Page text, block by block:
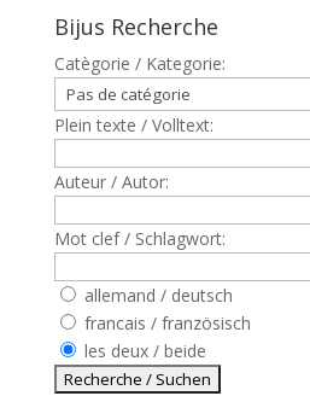
Bijus Recherche
Catègorie / Kategorie:
Plein texte / Volltext:
Auteur / Autor:
Mot clef / Schlagwort:
allemand / deutsch
francais / französisch
les deux / beide